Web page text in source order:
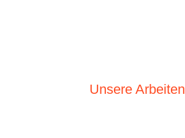
Unsere Arbeiten